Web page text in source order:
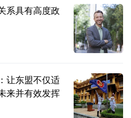
系具有高度政
让东盟不仅适
来并有效发挥